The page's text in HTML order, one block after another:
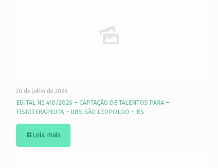
20 de julho de 2026
EDITAL Nº 410/2026 – CAPTAÇÃO DE TALENTOS PARA –
FISIOTERAPEUTA – UBS SÃO LEOPOLDO – RS
Leia mais